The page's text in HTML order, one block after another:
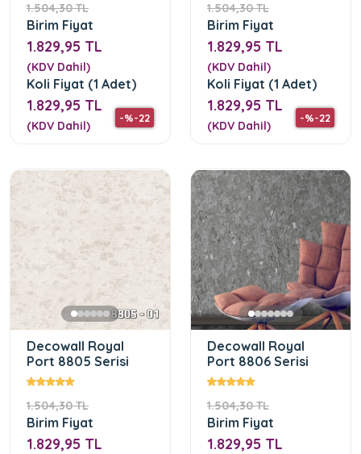
1.504,30 TL
-%-22
Birim Fiyat
1.829,95 TL
(KDV Dahil)
Koli Fiyat (1 Adet)
1.829,95 TL
(KDV Dahil)
1.504,30 TL
-%-22
Birim Fiyat
1.829,95 TL
(KDV Dahil)
Koli Fiyat (1 Adet)
1.829,95 TL
(KDV Dahil)
Decowall Royal
Port 8805 Serisi
1.504,30 TL
Birim Fiyat
1.829,95 TL
Decowall Royal
Port 8806 Serisi
1.504,30 TL
Birim Fiyat
1.829,95 TL